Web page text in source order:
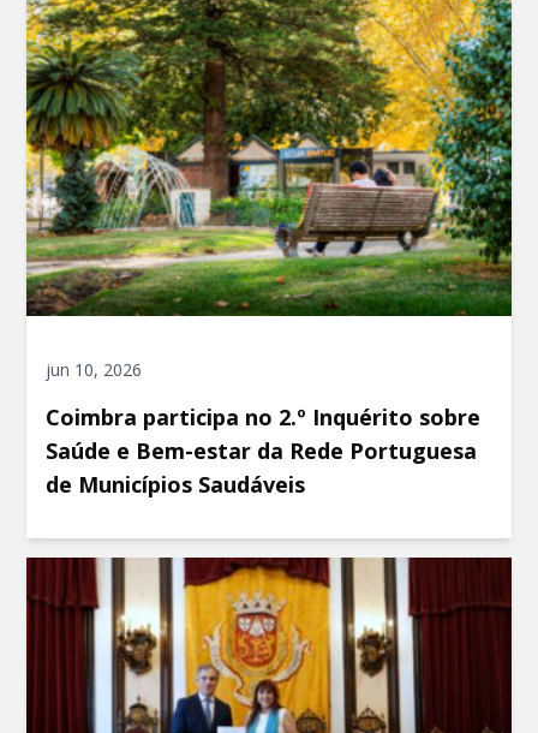
jun 10, 2026
Coimbra participa no 2.º Inquérito sobre
Saúde e Bem-estar da Rede Portuguesa
de Municípios Saudáveis